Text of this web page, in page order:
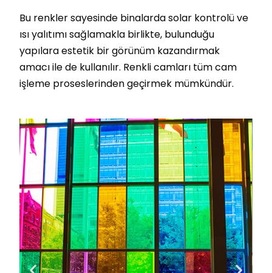
Bu renkler sayesinde binalarda solar kontrolü ve
ısı yalıtımı sağlamakla birlikte, bulunduğu
yapılara estetik bir görünüm kazandırmak
amacı ile de kullanılır. Renkli camları tüm cam
işleme proseslerinden geçirmek mümkündür.